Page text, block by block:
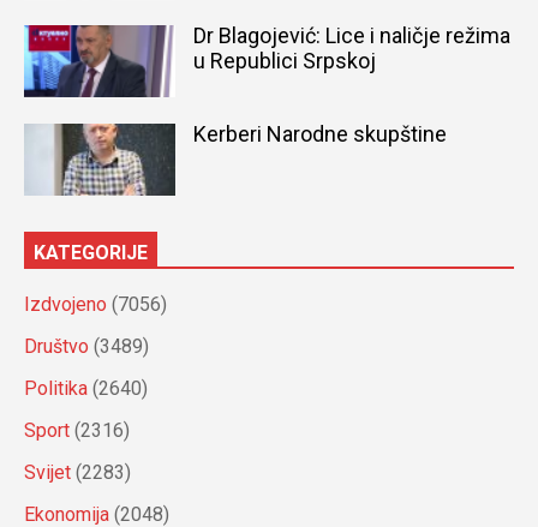
Dr Blagojević: Lice i naličje režima
u Republici Srpskoj
Kerberi Narodne skupštine
KATEGORIJE
Izdvojeno (7056)
Društvo (3489)
Politika (2640)
Sport (2316)
Svijet (2283)
Ekonomija (2048)